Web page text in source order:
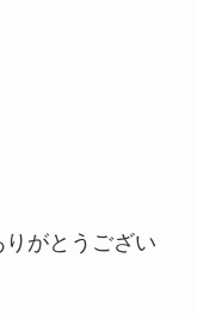
がとうござい